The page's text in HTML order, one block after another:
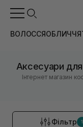
ВОЛОССЯОБЛИЧЧЯ
Аксесуари
Інтернет магазин
Фільтр 1